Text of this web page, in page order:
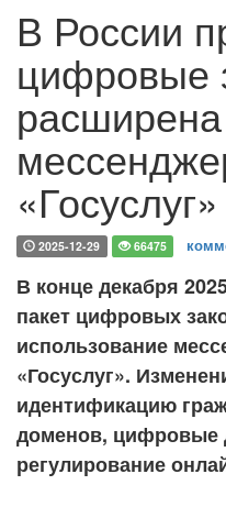
В России
цифровые
2025-12-29 66475
В конце декабря
пакет цифровых
использование
«Госуслуг».
идентификацию
доменов, цифровые
регулирование